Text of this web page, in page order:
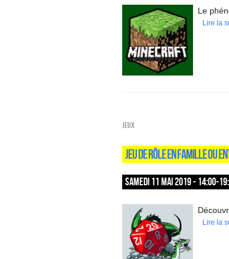
Le
Lire la
Jeux
JEU DE RÔLE EN FAMILLE OU
SAMEDI 11 MAI 2019 - 14:00-
Lire la